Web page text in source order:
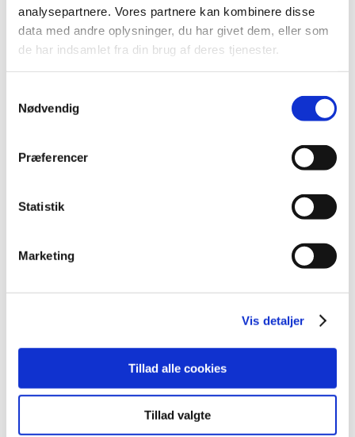
analysepartnere. Vores partnere kan kombinere disse
data med andre oplysninger, du har givet dem, eller som
de har indsamlet fra din brug af deres tjenester.
Nødvendig
Præferencer
Statistik
Marketing
Vis detaljer
Tillad alle cookies
Tillad valgte
Forrige 1
TID
2025 (158)
september (15)